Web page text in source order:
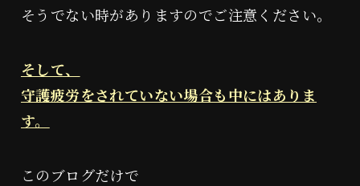
そうでない時がありますのでご注意ください。
そして、
守護疲労をされていない場合も中にはありま
す。
このブログだけで